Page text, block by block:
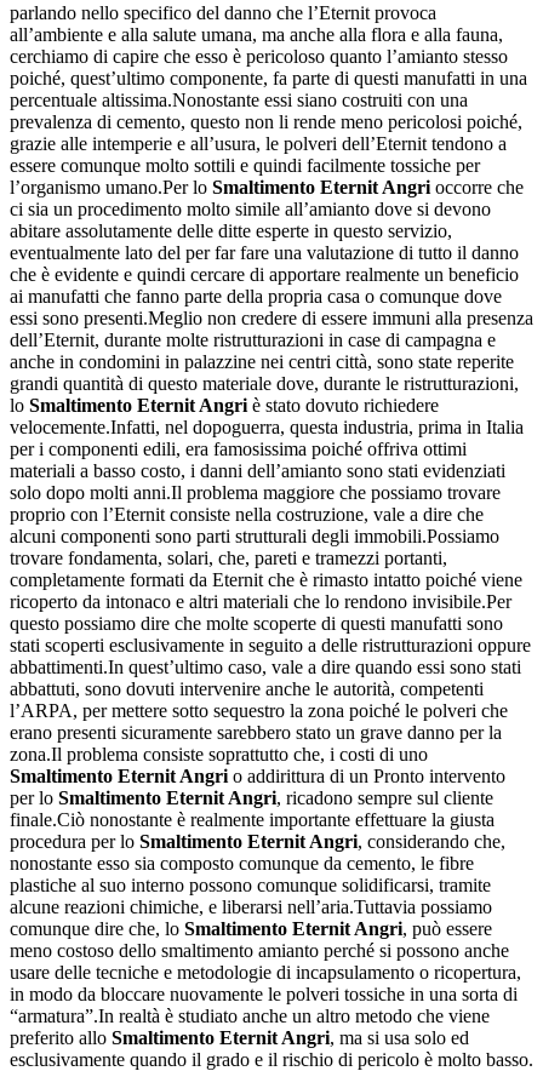
parlando nello specifico del danno che l’Eternit provoca
all’ambiente e alla salute umana, ma anche alla flora e alla fauna,
cerchiamo di capire che esso è pericoloso quanto l’amianto stesso
poiché, quest’ultimo componente, fa parte di questi manufatti in una
percentuale altissima.Nonostante essi siano costruiti con una
prevalenza di cemento, questo non li rende meno pericolosi poiché,
grazie alle intemperie e all’usura, le polveri dell’Eternit tendono a
essere comunque molto sottili e quindi facilmente tossiche per
l’organismo umano.Per lo Smaltimento Eternit Angri occorre che
ci sia un procedimento molto simile all’amianto dove si devono
abitare assolutamente delle ditte esperte in questo servizio,
eventualmente lato del per far fare una valutazione di tutto il danno
che è evidente e quindi cercare di apportare realmente un beneficio
ai manufatti che fanno parte della propria casa o comunque dove
essi sono presenti.Meglio non credere di essere immuni alla presenza
dell’Eternit, durante molte ristrutturazioni in case di campagna e
anche in condomini in palazzine nei centri città, sono state reperite
grandi quantità di questo materiale dove, durante le ristrutturazioni,
lo Smaltimento Eternit Angri è stato dovuto richiedere
velocemente.Infatti, nel dopoguerra, questa industria, prima in Italia
per i componenti edili, era famosissima poiché offriva ottimi
materiali a basso costo, i danni dell’amianto sono stati evidenziati
solo dopo molti anni.Il problema maggiore che possiamo trovare
proprio con l’Eternit consiste nella costruzione, vale a dire che
alcuni componenti sono parti strutturali degli immobili.Possiamo
trovare fondamenta, solari, che, pareti e tramezzi portanti,
completamente formati da Eternit che è rimasto intatto poiché viene
ricoperto da intonaco e altri materiali che lo rendono invisibile.Per
questo possiamo dire che molte scoperte di questi manufatti sono
stati scoperti esclusivamente in seguito a delle ristrutturazioni oppure
abbattimenti.In quest’ultimo caso, vale a dire quando essi sono stati
abbattuti, sono dovuti intervenire anche le autorità, competenti
l’ARPA, per mettere sotto sequestro la zona poiché le polveri che
erano presenti sicuramente sarebbero stato un grave danno per la
zona.Il problema consiste soprattutto che, i costi di uno
Smaltimento Eternit Angri o addirittura di un Pronto intervento
per lo Smaltimento Eternit Angri, ricadono sempre sul cliente
finale.Ciò nonostante è realmente importante effettuare la giusta
procedura per lo Smaltimento Eternit Angri, considerando che,
nonostante esso sia composto comunque da cemento, le fibre
plastiche al suo interno possono comunque solidificarsi, tramite
alcune reazioni chimiche, e liberarsi nell’aria.Tuttavia possiamo
comunque dire che, lo Smaltimento Eternit Angri, può essere
meno costoso dello smaltimento amianto perché si possono anche
usare delle tecniche e metodologie di incapsulamento o ricopertura,
in modo da bloccare nuovamente le polveri tossiche in una sorta di
“armatura”.In realtà è studiato anche un altro metodo che viene
preferito allo Smaltimento Eternit Angri, ma si usa solo ed
esclusivamente quando il grado e il rischio di pericolo è molto basso.